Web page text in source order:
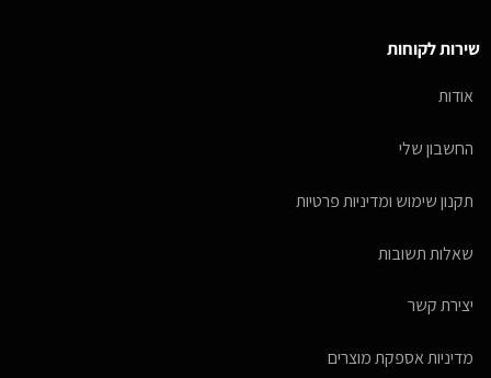
שירות לקוחות
אודות
החשבון שלי
תקנון שימוש ומדיניות פרטיות
שאלות תשובות
יצירת קשר
מדיניות אספקת מוצרים